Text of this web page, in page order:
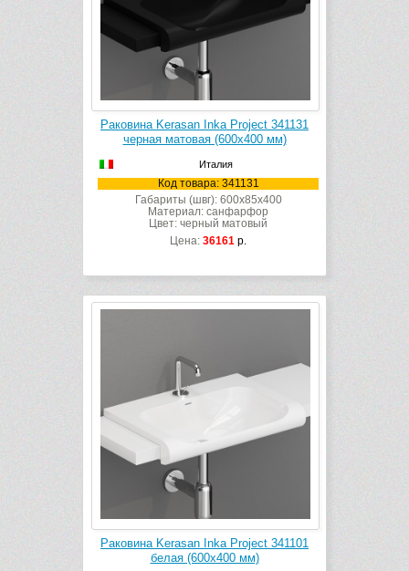
Раковина Kerasan Inka Project 341131
черная матовая (600х400 мм)
Италия
Код товара: 341131
Габариты (швг): 600x85x400
Материал: санфарфор
Цвет: черный матовый
Цена: 36161 р.
Раковина Kerasan Inka Project 341101
белая (600х400 мм)